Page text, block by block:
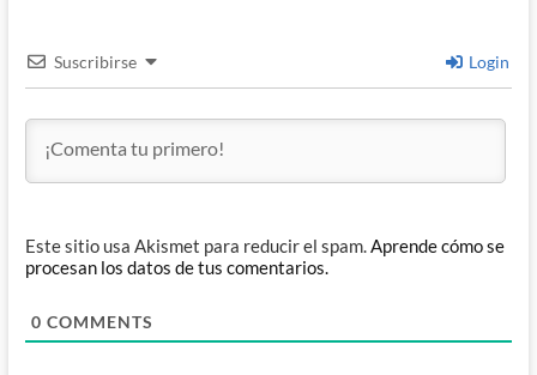
Suscribirse Login
Este sitio usa Akismet para reducir el spam.Aprende cómo se
procesan los datos de tus comentarios.
0 COMMENTS